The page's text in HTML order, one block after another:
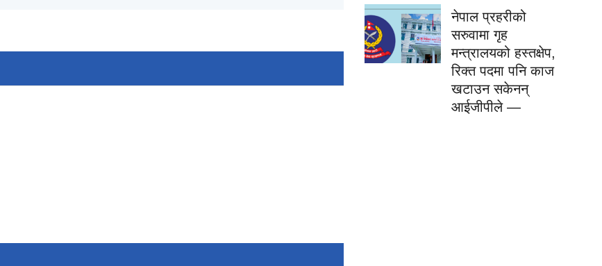
नेपाल प्रहरीको
सरुवामा गृह
मन्त्रालयको हस्तक्षेप,
रिक्त पदमा पनि काज
खटाउन सकेनन्
आईजीपीले —